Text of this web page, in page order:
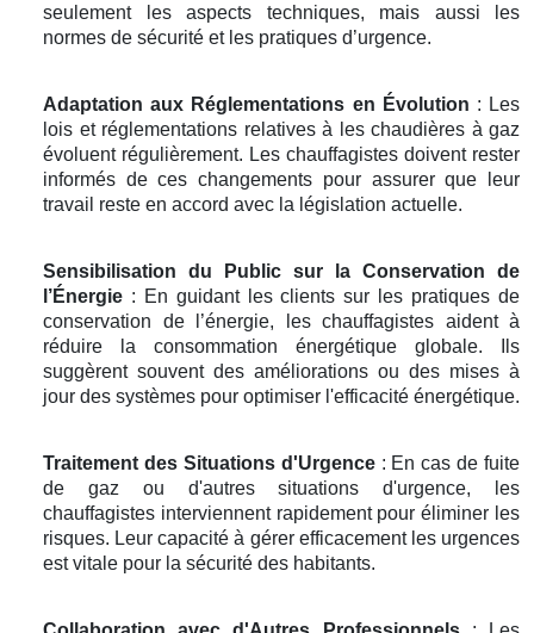
seulement les aspects techniques, mais aussi les
normes de sécurité et les pratiques d’urgence.
Adaptation aux Réglementations en Évolution : Les
lois et réglementations relatives à les chaudières à gaz
évoluent régulièrement. Les chauffagistes doivent rester
informés de ces changements pour assurer que leur
travail reste en accord avec la législation actuelle.
Sensibilisation du Public sur la Conservation de
l’Énergie : En guidant les clients sur les pratiques de
conservation de l’énergie, les chauffagistes aident à
réduire la consommation énergétique globale. Ils
suggèrent souvent des améliorations ou des mises à
jour des systèmes pour optimiser l'efficacité énergétique.
Traitement des Situations d'Urgence: En cas de fuite
de gaz ou d'autres situations d'urgence, les
chauffagistes interviennent rapidement pour éliminer les
risques. Leur capacité à gérer efficacement les urgences
est vitale pour la sécurité des habitants.